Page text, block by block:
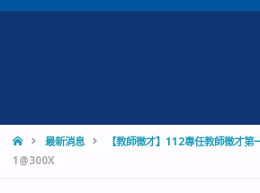
HOME最新消息 【教師徵才】112專任教師徵才第
1@300X